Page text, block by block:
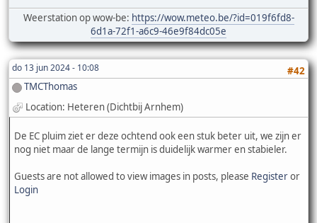
Weerstation op wow-be: https://wow.meteo.be/?id=019f6fd8-
6d1a-72f1-a6c9-46e9f84dc05e
do 13 jun 2024 - 10:08
#42
TMCThomas
Location: Heteren (Dichtbij Arnhem)
De EC pluim ziet er deze ochtend ook een stuk beter uit, we zijn er
nog niet maar de lange termijn is duidelijk warmer en stabieler.
Guests are not allowed to view images in posts, please Registeror
Login